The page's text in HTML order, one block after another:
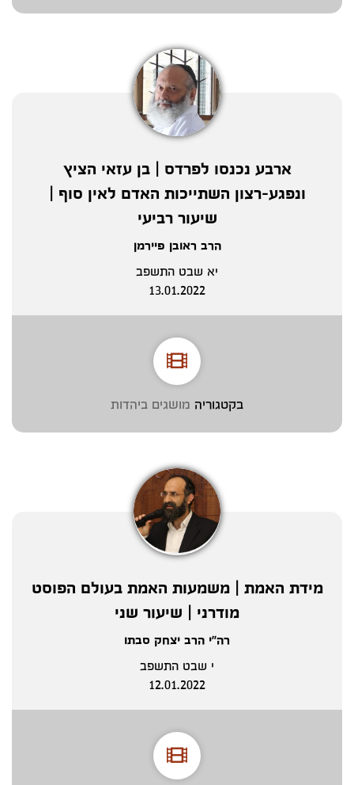
ארבע נכנסו לפרדס | בן עזאי הציץ
ונפגע-רצון השתייכות האדם לאין סוף |
שיעור רביעי
הרב ראובן פיירמן
יא שבט התשפב
13.01.2022
בקטגוריה מושגים ביהדות
מידת האמת | משמעות האמת בעולם הפוסט
מודרני | שיעור שני
רה"י הרב יצחק סבתו
י שבט התשפב
12.01.2022